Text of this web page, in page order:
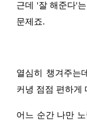
근데 '잘 해준다'
문제죠.
열심히 챙겨주는
커녕 점점 편하게
어느 순간 나만